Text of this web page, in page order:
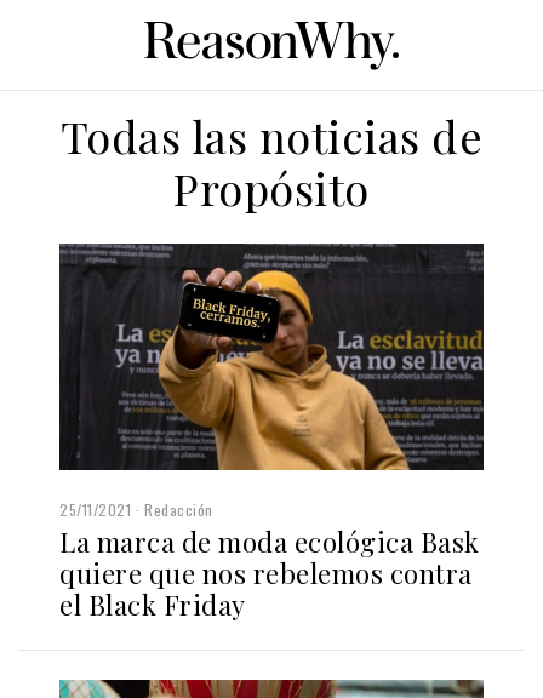
Todas las noticias de
Propósito
25/11/2021 Redacción
La marca de moda ecológica Bask
quiere que nos rebelemos contra
el Black Friday